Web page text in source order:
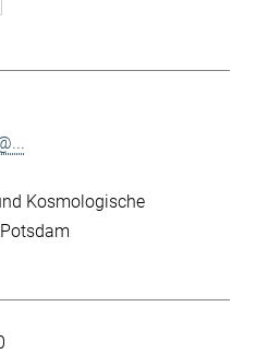
Kosmologische